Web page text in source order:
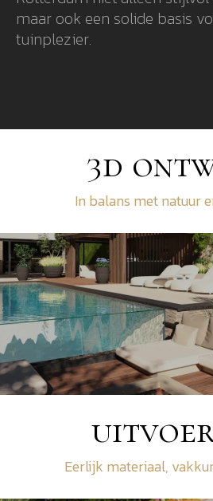
maar ook een solide basis
tuinplezier.
3d
In balans met natuur
Eerlijk materiaal,